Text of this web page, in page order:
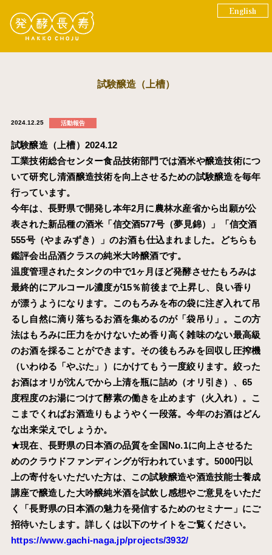
English
試験醸造（上槽）
2024.12.25 活動報告
試験醸造（上槽）2024.12
工業技術総合センター食品技術部門では酒米や醸造技術につ
いて研究し清酒醸造技術を向上させるための試験醸造を毎年
行っています。
今年は、長野県で開発し本年2月に農林水産省から出願が公
表された新品種の酒米「信交酒577号（夢見錦）」「信交酒
555号（やまみずき）」のお酒も仕込まれました。どちらも
鑑評会出品酒クラスの純米大吟醸酒です。
温度管理されたタンクの中で1ヶ月ほど発酵させたもろみは
最終的にアルコール濃度が15％前後まで上昇し、良い香り
が漂うようになります。このもろみを布の袋に注ぎ入れて吊
るし自然に滴り落ちるお酒を集めるのが「袋吊り」。この方
法はもろみに圧力をかけないため香り高く雑味のない最高級
のお酒を採ることができます。その後もろみを回収し圧搾機
（いわゆる「やぶた」）にかけてもう一度絞ります。絞った
お酒はオリが沈んでから上清を瓶に詰め（オリ引き）、65
度程度のお湯につけて酵素の働きを止めます（火入れ）。こ
こまでくればお酒造りもようやく一段落。今年のお酒はどん
な出来栄えでしょうか。
★現在、長野県の日本酒の品質を全国No.1に向上させるた
めのクラウドファンディングが行われています。5000円以
上の寄付をいただいた方は、この試験醸造や酒造技能士養成
講座で醸造した大吟醸純米酒を試飲し感想やご意見をいただ
く「長野県の日本酒の魅力を発信するためのセミナー」にご
招待いたします。詳しくは以下のサイトをご覧ください。
https://www.gachi-naga.jp/projects/3932/